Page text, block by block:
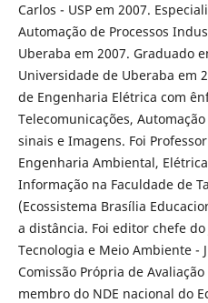
Carlos - USP em 2007.
Automação de Processos
Uberaba em 2007. Graduado
Universidade de Uberaba em
de Engenharia Elétrica com
Telecomunicações,
sinais e Imagens. Foi
Engenharia Ambiental,
Informação na Faculdade de
(Ecossistema Brasília
a distância. Foi editor chefe
Tecnologia e Meio Ambiente -
Comissão Própria de Avaliação
membro do NDE nacional do